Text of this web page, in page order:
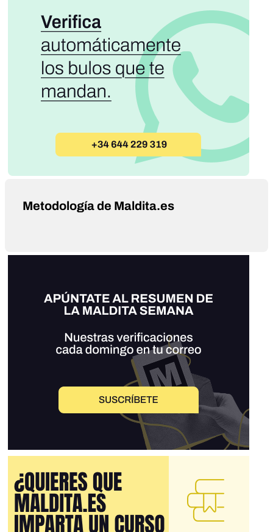
Metodología de Maldita.es